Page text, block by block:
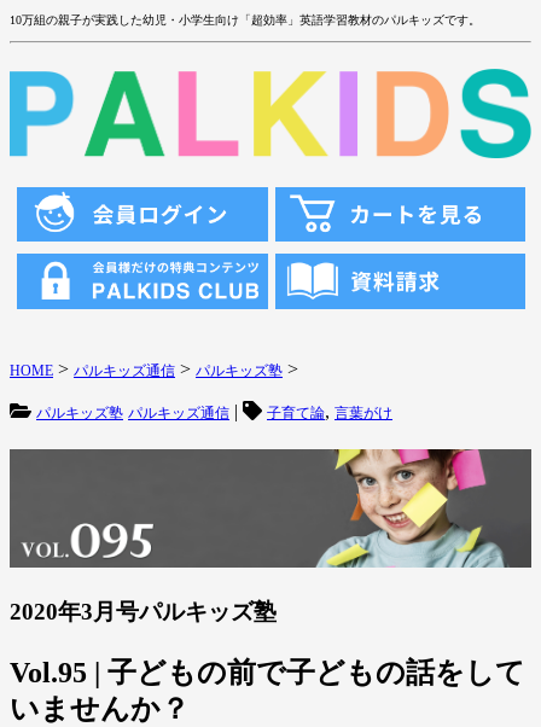
10万組の親子が実践した幼児・小学生向け「超効率」英語学習教材のパルキッズです。
HOME > パルキッズ通信 > パルキッズ塾 >
パルキッズ塾 パルキッズ通信 | 子育て論, 言葉がけ
2020年3月号パルキッズ塾
Vol.95 | 子どもの前で子どもの話をして
いませんか？